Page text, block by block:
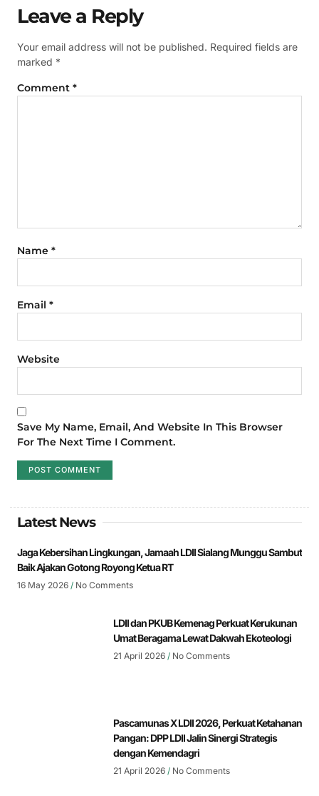
Leave a Reply
Your email address will not be published. Required fields are
marked *
Comment *
Name *
Email *
Website
Save My Name, Email, And Website In This Browser
For The Next Time I Comment.
Latest News
Jaga Kebersihan Lingkungan, Jamaah LDII Sialang Munggu Sambut
Baik Ajakan Gotong Royong Ketua RT
16 May 2026 No Comments
LDII dan PKUB Kemenag Perkuat Kerukunan
Umat Beragama Lewat Dakwah Ekoteologi
21 April 2026 No Comments
Pascamunas X LDII 2026, Perkuat Ketahanan
Pangan: DPP LDII Jalin Sinergi Strategis
dengan Kemendagri
21 April 2026 No Comments